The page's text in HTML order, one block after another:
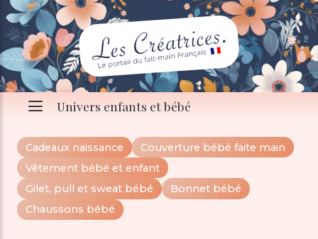
Univers enfants et bébé
Cadeaux naissance
Couverture bébé faite main
Vêtement bébé et enfant
Gilet, pull et sweat bébé
Bonnet bébé
Chaussons bébé